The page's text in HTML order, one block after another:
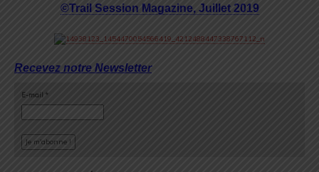
©Trail Session Magazine, Juillet 2019
Recevez notre Newsletter
E-mail *